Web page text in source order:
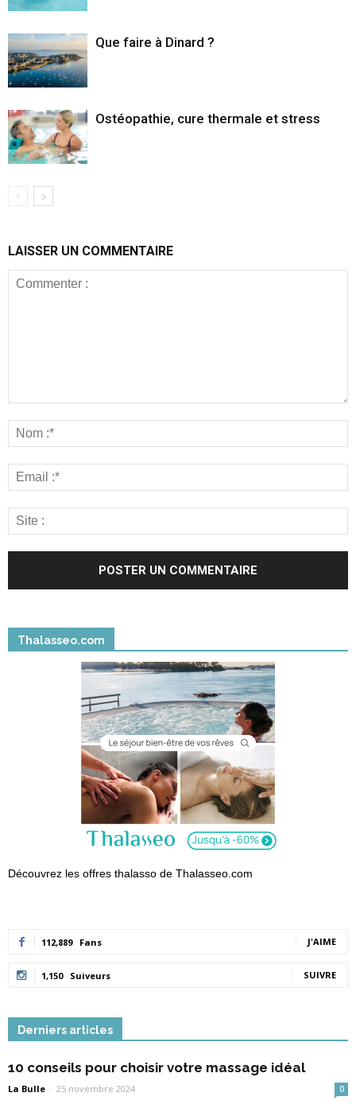
Que faire à Dinard ?
Ostéopathie, cure thermale et stress
LAISSER UN COMMENTAIRE
Thalasseo.com
Découvrez les offres thalasso de Thalasseo.com
112,889 Fans J'AIME
1,150 Suiveurs SUIVRE
Derniers articles
10 conseils pour choisir votre massage idéal
La Bulle - 25 novembre 2024 0